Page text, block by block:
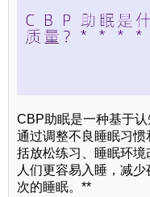
CBP助眠是一种基于
通过调整不良睡眠习
括放松练习、睡眠环
人们更容易入睡，减
次的睡眠。**